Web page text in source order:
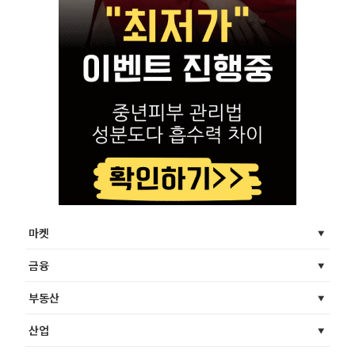
마켓
금융
부동산
산업